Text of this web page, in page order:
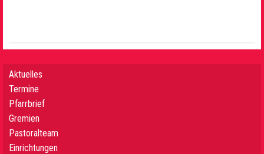
Aktuelles
Termine
Pfarrbrief
Gremien
Pastoralteam
Einrichtungen